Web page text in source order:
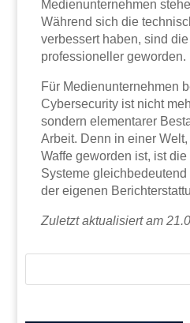
Medienunternehmen
Während sich die
verbessert haben, sind
professioneller geworden.
Für Medienunternehmen
Cybersecurity ist nicht
sondern elementarer
Arbeit. Denn in einer
Waffe geworden ist, ist
Systeme
der eigenen
Zuletzt aktualisiert am